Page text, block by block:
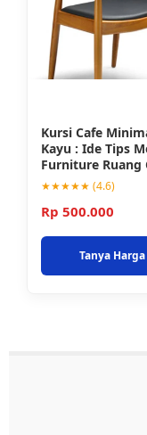
Kursi Cafe
Kayu : Ide Tips
Furniture Ruang
★★★★★ (4.6)
Rp 500.000
Tanya Harga